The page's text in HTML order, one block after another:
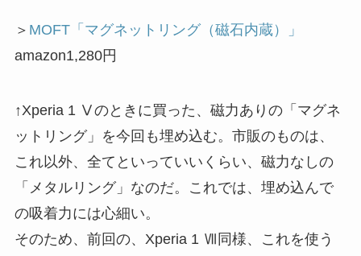
＞ MOFT「マグネットリング（磁石内蔵）」
amazon1,280円
↑Xperia 1 Ⅴのときに買った、磁力ありの「マグネ
ットリング」を今回も埋め込む。市販のものは、
これ以外、全てといっていいくらい、磁力なしの
「メタルリング」なのだ。これでは、埋め込んで
の吸着力には心細い。
そのため、前回の、Xperia 1 Ⅶ同様、これを使う